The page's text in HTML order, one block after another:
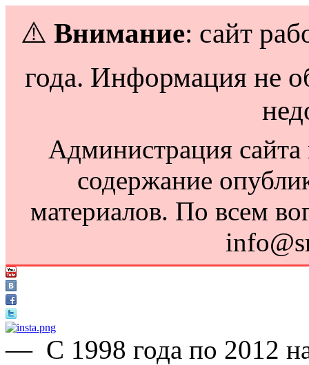
⚠️ Внимание: сайт
года. Информация не
Администрация сайта
содержание
материалов. По всем
— С 1998 года по 2012